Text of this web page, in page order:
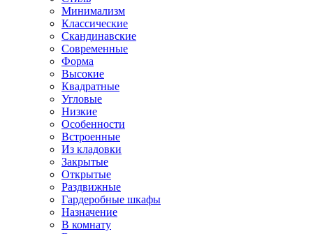
Минимализм
Классические
Скандинавские
Современные
Форма
Высокие
Квадратные
Угловые
Низкие
Особенности
Встроенные
Из кладовки
Закрытые
Открытые
Раздвижные
Гардеробные шкафы
Назначение
В комнату